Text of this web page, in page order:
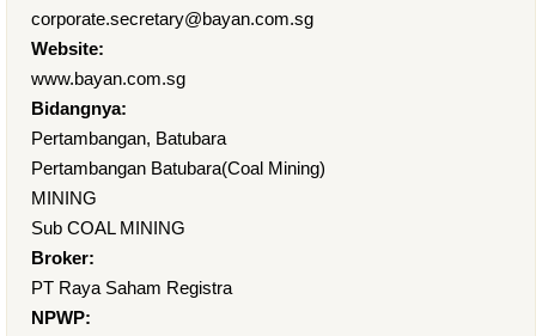
corporate.secretary@bayan.com.sg
Website:
www.bayan.com.sg
Bidangnya:
Pertambangan, Batubara
Pertambangan Batubara(Coal Mining)
MINING
Sub COAL MINING
Broker:
PT Raya Saham Registra
NPWP: